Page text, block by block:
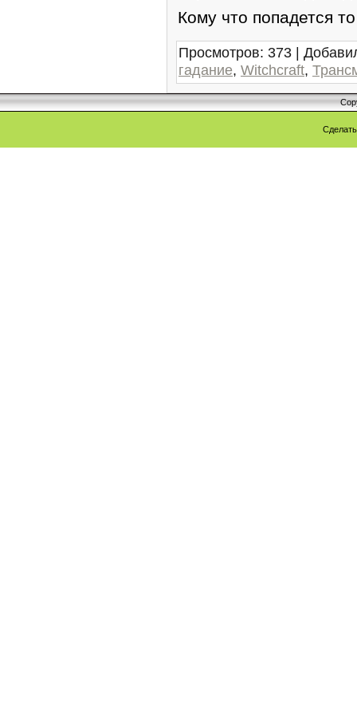
Кому что попадется
Просмотров: 373 |
гадание, Witchcraft,